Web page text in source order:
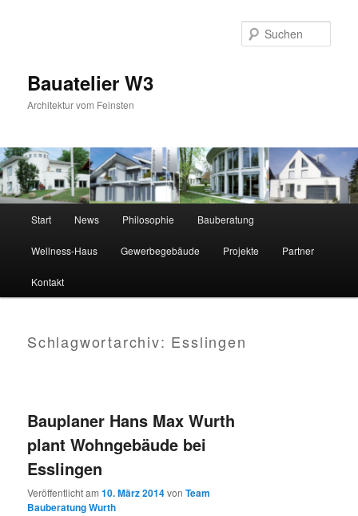
springen
springenBauatelier W3
Architektur vom Feinsten
Hauptmenü
Start News Philosophie Bauberatung
Wellness-Haus Gewerbegebäude Projekte Partner
Kontakt
Schlagwortarchiv: Esslingen
Bauplaner Hans Max Wurth
plant Wohngebäude bei
Esslingen
Veröffentlicht am10. März 2014vonTeam
Bauberatung Wurth